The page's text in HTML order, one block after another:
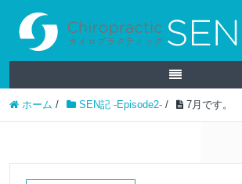
ホーム / SEN記 -Episode2- / 7月です。